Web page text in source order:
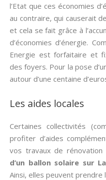
l’Etat que ces économies
au contraire, qui causerait
et cela se fait grâce à
d’économies d’énergie.
Energie est forfaitaire et
des foyers. Pour la pose
autour d’une centaine
Les aides locales
Certaines collectivités
profiter d’aides
vos travaux de rénovation
d’un ballon solaire sur
Ainsi, elles peuvent prendre